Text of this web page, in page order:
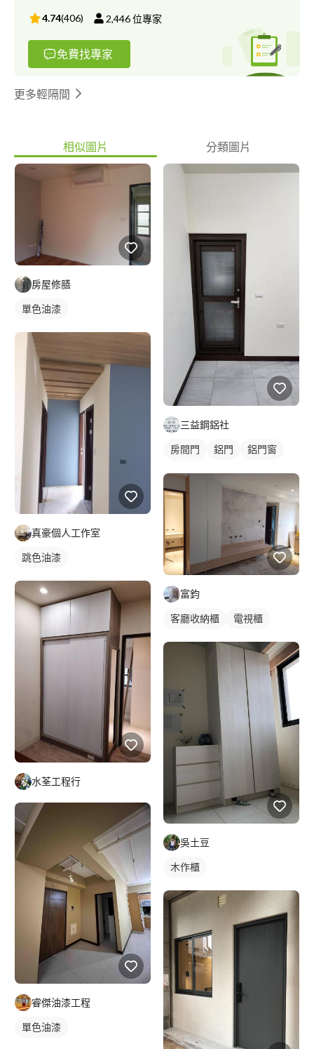
4.74(406) 2,446位專家
免費找專家
更多輕隔間
相似圖片 分類圖片
房屋修膳
單色油漆
真豪個人工作室
跳色油漆
水荃工程行
睿傑油漆工程
單色油漆
三益鋼鋁社
房間門 鋁門
鋁門窗
富鈞
客廳收納櫃 電視櫃
吳土豆
木作櫃